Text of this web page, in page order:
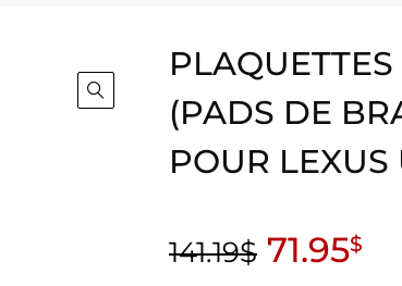
(PADS DE
POUR LEXUS
141.19$ 71.95$